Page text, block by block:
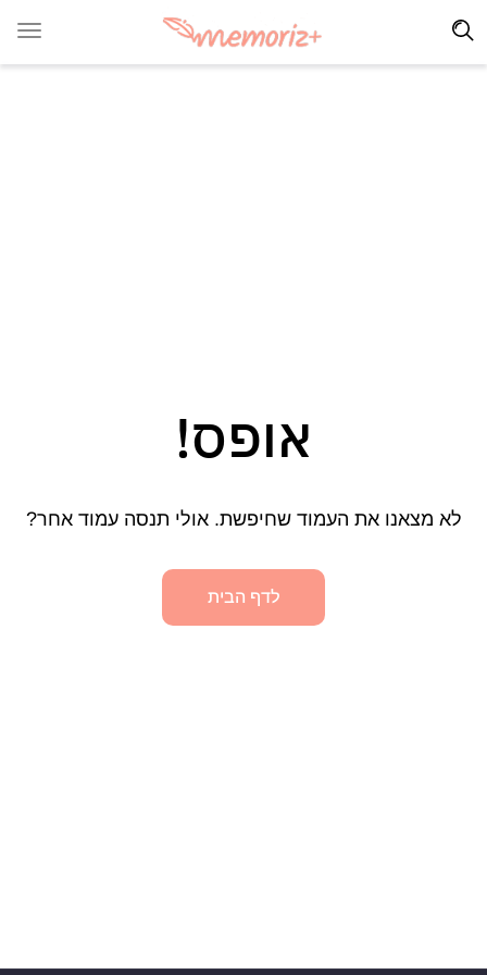
אופס!
לא מצאנו את העמוד שחיפשת. אולי תנסה עמוד אחר?
לדף הבית